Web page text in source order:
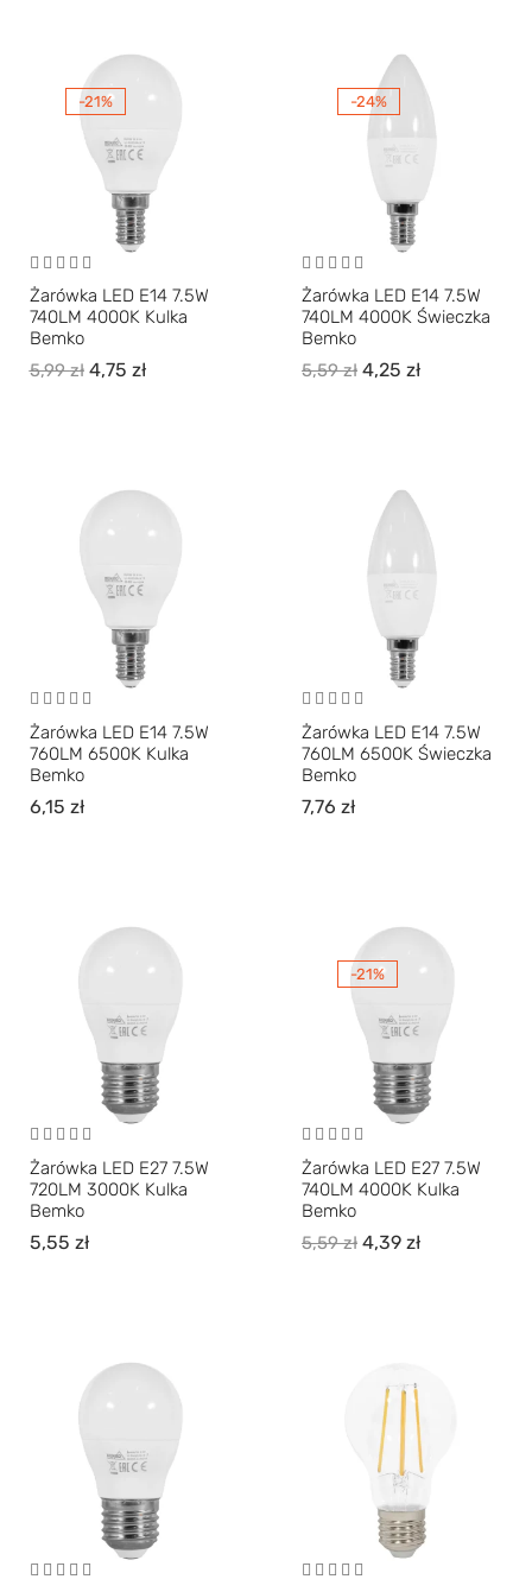
-21%
Żarówka LED E14 7.5W
740LM 4000K Kulka
Bemko
5,99zł 4,75 zł
-24%
Żarówka LED E14 7.5W
740LM 4000K Świeczka
Bemko
5,59zł 4,25 zł
Żarówka LED E14 7.5W
760LM 6500K Kulka
Bemko
6,15 zł
Żarówka LED E14 7.5W
760LM 6500K Świeczka
Bemko
7,76 zł
Żarówka LED E27 7.5W
720LM 3000K Kulka
Bemko
5,55 zł
-21%
Żarówka LED E27 7.5W
740LM 4000K Kulka
Bemko
5,59zł 4,39 zł